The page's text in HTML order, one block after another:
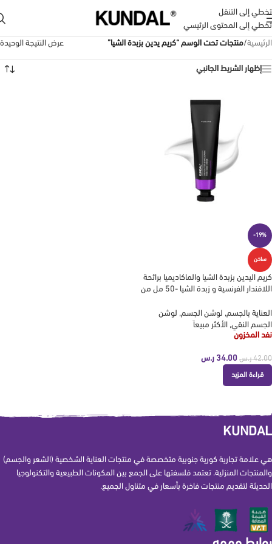
تخطي إلى التنقل
تخطي إلى المحتوى الرئيسي
الرئيسية/منتجات تحت الوسم “كريم يدين بزبدة الشيا” عرض النتيجة الوحيدة
إظهار الشريط الجانبي
-19%
ساخن
كريم اليدين بزبدة الشيا والماكاديميا برائحة
اللافندار الفرنسية و زبدة الشيا -50 مل من
العناية بالجسم, لوشن الجسم, لوشن
الجسم النقي, الأكثر مبيعاَ
نفد المخزون
42.00 ر.س 34.00 ر.س
قراءة المزيد
KUNDAL
هي علامة تجارية كورية جنوبية متخصصة في منتجات العناية الشخصية (الشعر والجسم)
والمنتجات المنزلية. تعتمد فلسفتها على الجمع بين المكونات الطبيعية والتكنولوجيا
الحديثة لتقديم منتجات فاخرة بأسعار في متناول الجميع.